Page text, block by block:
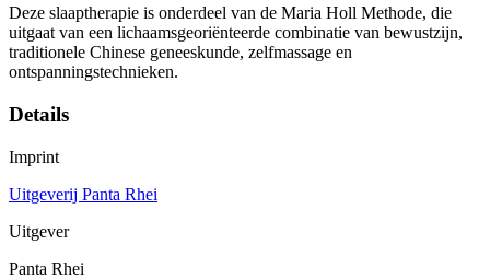
Deze slaaptherapie is onderdeel van de Maria Holl Methode, die
uitgaat van een lichaamsgeoriënteerde combinatie van bewustzijn,
traditionele Chinese geneeskunde, zelfmassage en
ontspanningstechnieken.
Details
Imprint
Uitgeverij Panta Rhei
Uitgever
Panta Rhei